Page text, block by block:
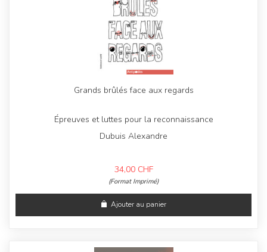
Grands brûlés face aux regards
Épreuves et luttes pour la reconnaissance
Dubuis Alexandre
34,00 CHF
(Format Imprimé)
Ajouter au panier